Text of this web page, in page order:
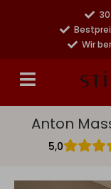
Wir
Anton
5,0